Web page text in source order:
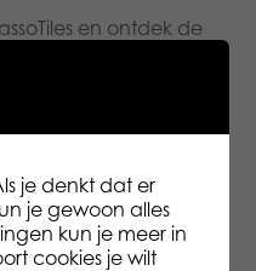
en ontdek de
school of in de
is de ideale keuze
verbeelding van
je denkt dat er
je gewoon alles
kun je meer in
cookies je wilt